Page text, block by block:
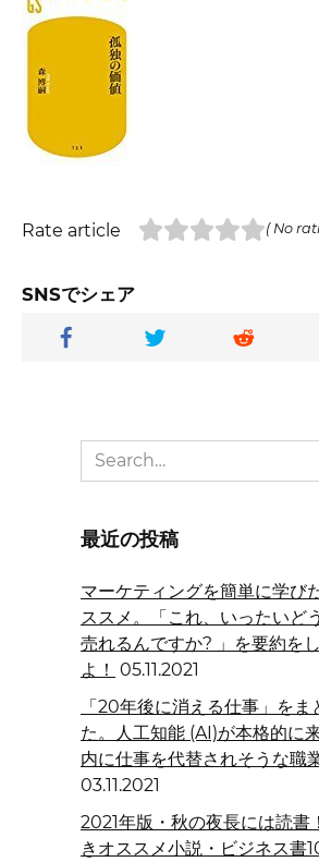
Rate article ( No
SNSでシェア
Search
for:
最近の投稿
マーケティングを簡単に学び
ススメ。「これ、いったいど
売れるんですか? 」を要約を
よ！ 05.11.2021
「20年後に消える仕事」をま
た。人工知能 (AI)が本格的に
内に仕事を代替されそうな職
03.11.2021
2021年版・秋の夜長には読書
きオススメ小説・ビジネス書